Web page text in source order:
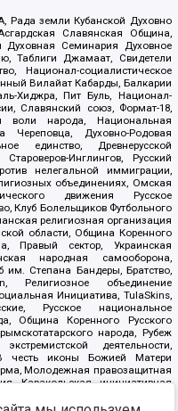
Рада земли Кубанской Духовно
Славянская Община,
Семинария Духовное
Таблиги Джамаат, Свидетели
Национал-социалистическое
Вилайат Кабарды, Балкарии
Хиджра, Пит Буль, Национал-
Славянский союз, Формат-18,
народа, Национальная
Череповца, Духовно-Родовая
единство, Древнерусской
Инглингов, Русский
нелегальной иммиграции,
объединениях, Омская
движения Русское
Клуб Болельщиков Футбольного
религиозная организация
области, Община Коренного
Правый сектор, Украинская
народная самооборона,
им. Степана Бандеры, Братство,
Религиозное объединение
Инициатива, TulaSkins,
Русское национальное
Община Коренного Русского
народа, Рубеж
деятельности,
честь иконы Божией Матери
Молодежная правозащитная
Каракольская инициативная
Русская республика Русь,